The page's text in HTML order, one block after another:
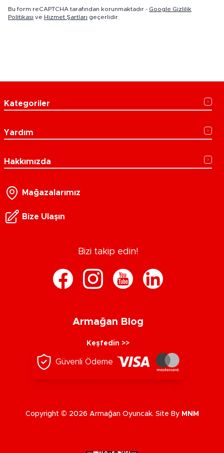
Bu form reCAPTCHA tarafından korunmaktadır - Google Gizlilik
Politikası ve Hizmet Şartları geçerlidir.
Kategoriler
Yardım
Hakkımızda
Mağazalarımız
Bize Ulaşın
Bizi takip edin!
Armağan Blog
Keşfedin >>
Güvenli Ödeme
Copyright © 2026 Armağan Oyuncak. Site By MNM